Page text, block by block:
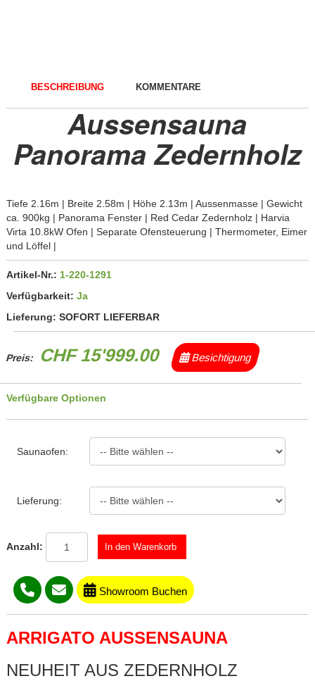
BESCHREIBUNG KOMMENTARE
Aussensauna
Panorama Zedernholz
Tiefe 2.16m | Breite 2.58m | Höhe 2.13m | Aussenmasse | Gewicht
ca. 900kg | Panorama Fenster | Red Cedar Zedernholz | Harvia
Virta 10.8kW Ofen | Separate Ofensteuerung | Thermometer, Eimer
und Löffel |
Artikel-Nr.: 1-220-1291
Verfügbarkeit: Ja
Lieferung: SOFORT LIEFERBAR
Preis: CHF 15'999.00 Besichtigung
Verfügbare Optionen
Saunaofen:
Lieferung:
Anzahl:
Showroom Buchen
ARRIGATO AUSSENSAUNA
NEUHEIT AUS ZEDERNHOLZ